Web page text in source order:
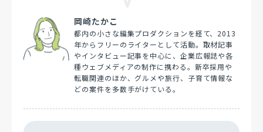
岡崎たかこ
都内の小さな編集プロダクションを経て、2013
年からフリーのライターとして活動。取材記事
やインタビュー記事を中心に、企業広報誌や各
種ウェブメディアの制作に携わる。新卒採用や
転職関連のほか、グルメや旅行、子育て情報な
どの案件を多数手がけている。